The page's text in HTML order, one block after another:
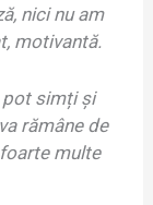
nici nu am
motivantă.
pot simți și
rămâne de
multe